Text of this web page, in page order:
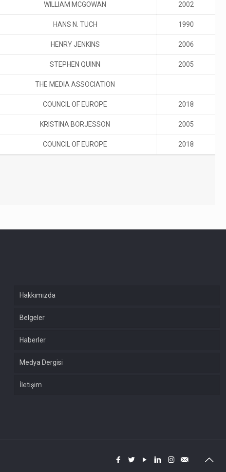
WILLIAM MCGOWAN 2002
HANS N. TUCH 1990
HENRY JENKINS 2006
STEPHEN QUINN 2005
THE MEDIA ASSOCIATION
COUNCIL OF EUROPE 2018
KRISTINA BORJESSON 2005
COUNCIL OF EUROPE 2018
Hakkımızda
Belgeler
Haberler
Medya Dergisi
İletişim